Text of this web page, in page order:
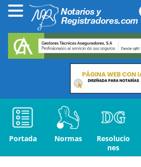
Portada Normas
Resolucio
nes